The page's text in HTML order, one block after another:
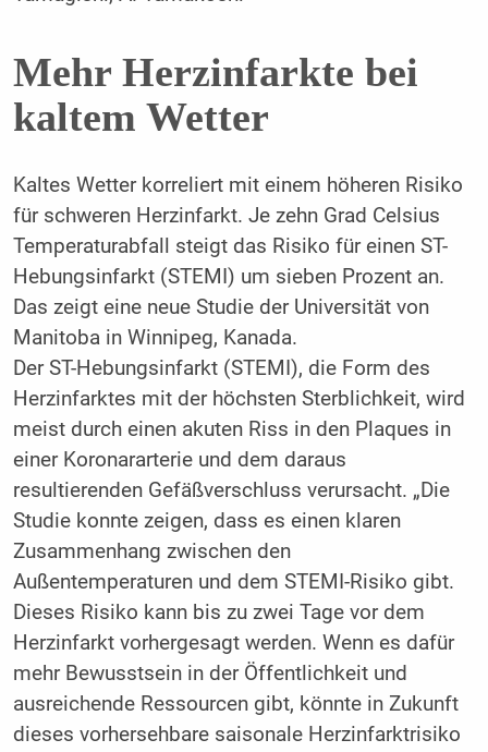
Mehr Herzinfarkte bei
kaltem Wetter
Kaltes Wetter korreliert mit einem höheren Risiko
für schweren Herzinfarkt. Je zehn Grad Celsius
Temperaturabfall steigt das Risiko für einen ST-
Hebungsinfarkt (STEMI) um sieben Prozent an.
Das zeigt eine neue Studie der Universität von
Manitoba in Winnipeg, Kanada.
Der ST-Hebungsinfarkt (STEMI), die Form des
Herzinfarktes mit der höchsten Sterblichkeit, wird
meist durch einen akuten Riss in den Plaques in
einer Koronararterie und dem daraus
resultierenden Gefäßverschluss verursacht. „Die
Studie konnte zeigen, dass es einen klaren
Zusammenhang zwischen den
Außentemperaturen und dem STEMI-Risiko gibt.
Dieses Risiko kann bis zu zwei Tage vor dem
Herzinfarkt vorhergesagt werden. Wenn es dafür
mehr Bewusstsein in der Öffentlichkeit und
ausreichende Ressourcen gibt, könnte in Zukunft
dieses vorhersehbare saisonale Herzinfarktrisiko